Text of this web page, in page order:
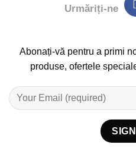
Urmăriți-ne
Abonați-vă pentru a primi
produse, ofertele